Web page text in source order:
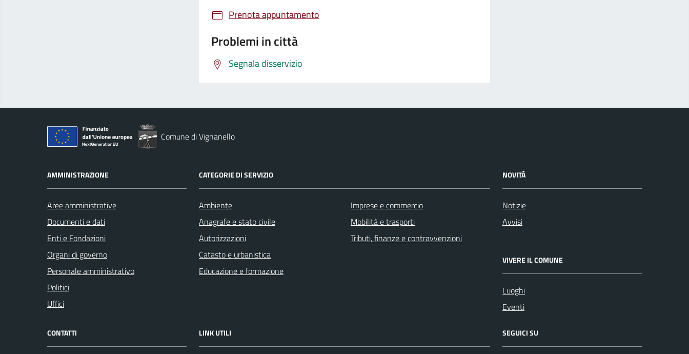
Prenota appuntamento
Problemi in città
Segnala disservizio
Comune di Vignanello
AMMINISTRAZIONE
Aree amministrative
Documenti e dati
Enti e Fondazioni
Organi di governo
Personale amministrativo
Politici
Uffici
CATEGORIE DI SERVIZIO
Ambiente
Anagrafe e stato civile
Autorizzazioni
Catasto e urbanistica
Educazione e formazione
Imprese e commercio
Mobilità e trasporti
Tributi, finanze e contravvenzioni
NOVITÀ
Notizie
Avvisi
VIVERE IL COMUNE
Luoghi
Eventi
CONTATTI LINK UTILI SEGUICI SU